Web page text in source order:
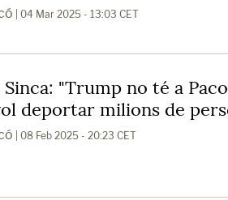
| 04 Mar 2025 - 13:03 CET
Sinca: "Trump no té a
deportar milions de
| 08 Feb 2025 - 20:23 CET